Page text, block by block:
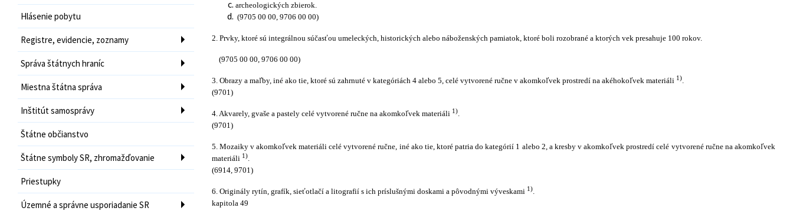
Hlásenie pobytu
Registre, evidencie, zoznamy
Správa štátnych hraníc
Miestna štátna správa
Inštitút samosprávy
Štátne občianstvo
Štátne symboly SR, zhromažďovanie
Priestupky
Územné a správne usporiadanie SR
archeologických zbierok.
(9705 00 00, 9706 00 00)
2. Prvky, ktoré sú integrálnou súčasťou umeleckých, historických alebo náboženských pamiatok, ktoré boli rozobrané a ktorých vek presahuje 100 rokov.
(9705 00 00, 9706 00 00)
3. Obrazy a maľby, iné ako tie, ktoré sú zahrnuté v kategóriách 4 alebo 5, celé vytvorené ručne v akomkoľvek prostredí na akéhokoľvek materiáli 1).
(9701)
4. Akvarely, gvaše a pastely celé vytvorené ručne na akomkoľvek materiáli 1).
(9701)
5. Mozaiky v akomkoľvek materiáli celé vytvorené ručne, iné ako tie, ktoré patria do kategórií 1 alebo 2, a kresby v akomkoľvek prostredí celé vytvorené ručne na akomkoľvek
materiáli 1).
(6914, 9701)
6. Originály rytín, grafík, sieťotlačí a litografií s ich príslušnými doskami a pôvodnými výveskami 1).
kapitola 49